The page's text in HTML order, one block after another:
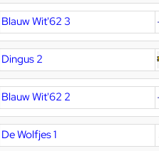
Blauw Wit'62 3
Dingus 2
Blauw Wit'62 2
De Wolfjes 1